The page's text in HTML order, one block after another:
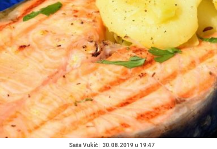
"
Saša Vukić | 30.08.2019 u 19:47